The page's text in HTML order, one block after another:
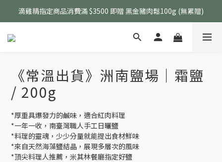
生鮮指定商品 任選 5包 現折 $50、任選 8包 現折 $100
滴雞精指定商品消費滿 $3500 即贈 黑金豬肉鬆100g (無累贈)
生鮮指定商品 任選 5包 現折 $50、任選 8包 現折 $100
《常溫出貨》洲南鹽場｜霜鹽
/ 200g
*厚重具爆發力的鹹味，適合紅肉料理
*一年一收，南臺灣職人手工日曬鹽
*料理的靈魂，少少分量就能提出食材鮮味
*來自天然海藻鹽結晶，展現多層次的風味
*頂尖料理人推薦，米其林餐廳指定好鹽